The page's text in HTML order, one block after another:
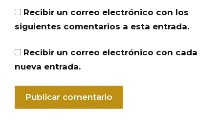
Recibir un correo electrónico con los
siguientes comentarios a esta entrada.
Recibir un correo electrónico con cada
nueva entrada.